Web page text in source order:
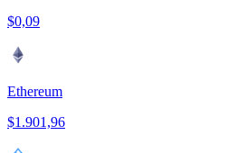
$0,09
Ethereum
$1.901,96